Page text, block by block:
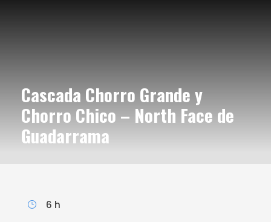
Cascada Chorro Grande y
Chorro Chico – North Face de
Guadarrama
6 h